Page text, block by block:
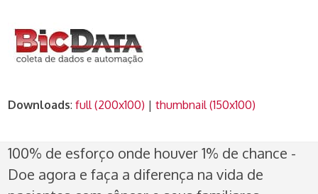
Downloads:full (200x100) |thumbnail (150x100)
100% de esforço onde houver 1% de chance -
Doe agora e faça a diferença na vida de